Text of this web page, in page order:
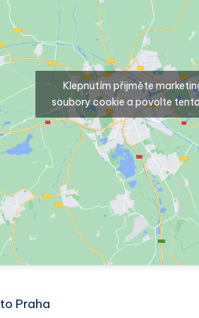
Klepnutím přijměte
soubory cookie a povolte
Praha